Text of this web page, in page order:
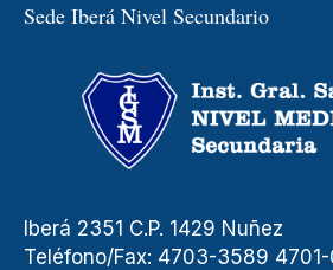
Sede Iberá Nivel Secundario
Iberá 2351 C.P. 1429 Nuñez
Teléfono/Fax: 4703-3589